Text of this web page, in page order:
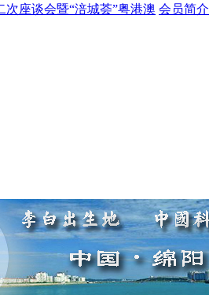
座谈会暨“涪城荟”粤港澳 会员简介